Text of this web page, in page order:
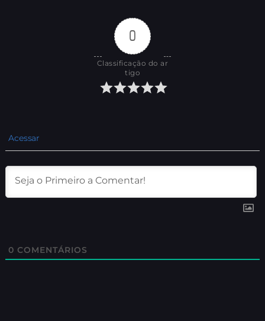
0
Classificação do ar
tigo
Acessar
0 COMENTÁRIOS